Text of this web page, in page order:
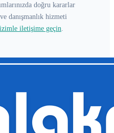
doğru kararlar
danışmanlık hizmeti
iletişime geçin